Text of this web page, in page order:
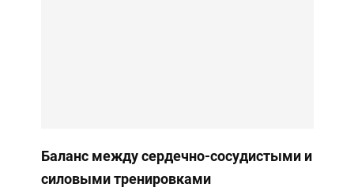
Баланс между сердечно-сосудистыми и
силовыми тренировками